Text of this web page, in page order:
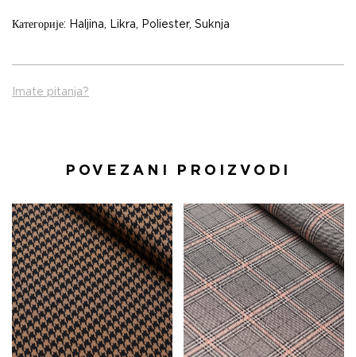
Категорије: Haljina, Likra, Poliester, Suknja
Imate pitanja?
POVEZANI PROIZVODI